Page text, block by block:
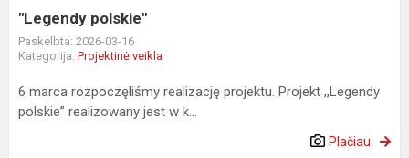
"Legendy polskie"
Paskelbta: 2026-03-16
Kategorija: Projektinė veikla
6 marca rozpoczęliśmy realizację projektu. Projekt ,,Legendy
polskie” realizowany jest w k...
Plačiau